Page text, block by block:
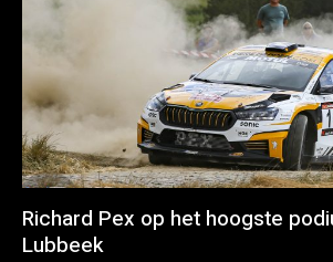
Richard Pex op het hoogste
Lubbeek